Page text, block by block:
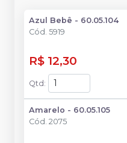
Azul Bebê - 60.05.104
Cód. 5919
R$ 12,30
Qtd :
Amarelo - 60.05.105
Cód. 2075